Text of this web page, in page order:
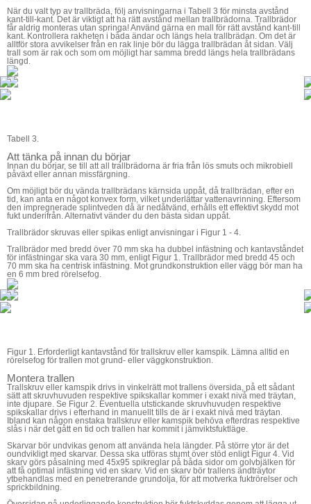
När du valt typ av trallbräda, följ anvisningarna i Tabell 3 för minsta avstånd
kant-till-kant. Det är viktigt att ha rätt avstånd mellan trallbrädorna. Trallbrädor
får aldrig monteras utan springa! Använd gärna en mall för rätt avstånd kant-till
kant. Kontrollera rakheten i båda ändar och längs hela trallbrädan. Om det är
alltför stora avvikelser från en rak linje bör du lägga trallbrädan åt sidan. Välj
trall som är rak och som om möjligt har samma bredd längs hela trallbrädans
längd.
Tabell 3.
Att tänka på innan du börjar
Innan du börjar, se till att all trallbrädorna är fria från lös smuts och mikrobiell
påväxt eller annan missfärgning.
Om möjligt bör du vända trallbrädans kärnsida uppåt, då trallbrädan, efter en
tid, kan anta en något konvex form, vilket underlättar vattenavrinning. Eftersom
den impregnerade splintveden då är nedåtvänd, erhålls ett effektivt skydd mot
fukt underifrån. Alternativt vänder du den bästa sidan uppåt.
Trallbrädor skruvas eller spikas enligt anvisningar i Figur 1 ­- 4.
Trallbrädor med bredd över 70 mm ska ha dubbel infästning och kantavståndet
för infästningar ska vara 30 mm, enligt Figur 1. Trallbrädor med bredd 45 och
70 mm ska ha centrisk infästning. Mot grundkonstruktion eller vägg bör man ha
en 6 mm bred rörelsefog.
Figur 1. Erforderligt kantavstånd för trallskruv eller kamspik. Lämna alltid en
rörelsefog för trallen mot grund- eller väggkonstruktion.
Montera trallen
Trallskruv eller kamspik drivs in vinkelrätt mot trallens översida, på ett sådant
sätt att skruvhuvuden respektive spikskallar kommer i exakt nivå med träytan,
inte djupare. Se Figur 2. Eventuella utstickande skruvhuvuden respektive
spikskallar drivs i efterhand in manuellt tills de är i exakt nivå med träytan.
Ibland kan någon enstaka trallskruv eller kamspik behöva efterdras respektive
slås i när det gått en tid och trallen har kommit i jämviktsfuktläge.
Skarvar bör undvikas genom att använda hela längder. På större ytor är det
oundvikligt med skarvar. Dessa ska utföras stumt över stöd enligt Figur 4. Vid
skarv görs påsalning med 45x95 spikreglar på båda sidor om golvbjälken för
att få optimal infästning vid en skarv. Vid en skarv bör trallens ändträytor
ytbehandlas med en penetrerande grundolja, för att motverka fuktrörelser och
sprickbildning.